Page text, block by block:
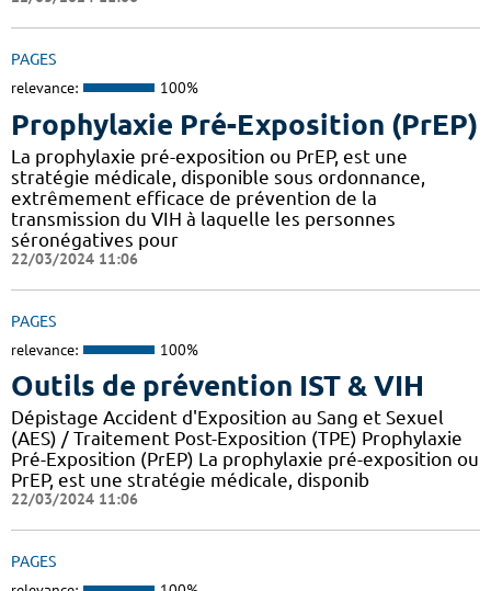
PAGES
relevance: 100%
Prophylaxie Pré-Exposition (PrEP)
La prophylaxie pré-exposition ou PrEP, est une
stratégie médicale, disponible sous ordonnance,
extrêmement efficace de prévention de la
transmission du VIH à laquelle les personnes
séronégatives pour
22/03/2024 11:06
PAGES
relevance: 100%
Outils de prévention IST & VIH
Dépistage Accident d'Exposition au Sang et Sexuel
(AES) / Traitement Post-Exposition (TPE) Prophylaxie
Pré-Exposition (PrEP) La prophylaxie pré-exposition ou
PrEP, est une stratégie médicale, disponib
22/03/2024 11:06
PAGES